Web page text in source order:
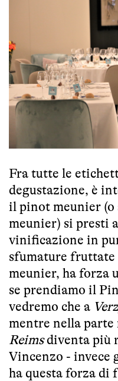
Fra tutte le
degustazione, è
il pinot meunier (o
meunier) si presti
vinificazione in
sfumature
meunier, ha forza
se prendiamo il
vedremo che a
mentre nella parte
Reimsdiventa più
Vincenzo - invece
ha questa forza di